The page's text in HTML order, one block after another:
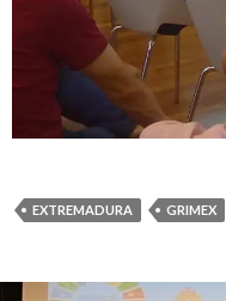
EXTREMADURA GRIMEX